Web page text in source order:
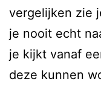
vergelijken zie
je nooit echt
je kijkt vanaf
deze kunnen